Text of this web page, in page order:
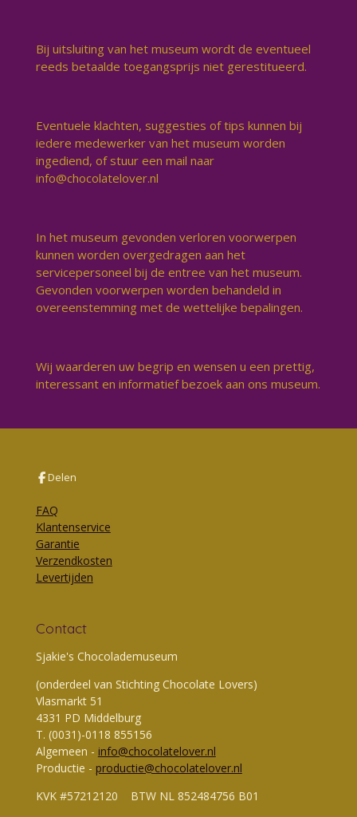
Bij uitsluiting van het museum wordt de eventueel
reeds betaalde toegangsprijs niet gerestitueerd.
Eventuele klachten, suggesties of tips kunnen bij
iedere medewerker van het museum worden
ingediend, of stuur een mail naar
info@chocolatelover.nl
In het museum gevonden verloren voorwerpen
kunnen worden overgedragen aan het
servicepersoneel bij de entree van het museum.
Gevonden voorwerpen worden behandeld in
overeenstemming met de wettelijke bepalingen.
Wij waarderen uw begrip en wensen u een prettig,
interessant en informatief bezoek aan ons museum.
Delen
FAQ
Klantenservice
Garantie
Verzendkosten
Levertijden
Contact
Sjakie's Chocolademuseum
(onderdeel van Stichting Chocolate Lovers)
Vlasmarkt 51
4331 PD Middelburg
T. (0031)-0118 855156
Algemeen - info@chocolatelover.nl
Productie - productie@chocolatelover.nl
KVK #57212120 BTW NL 852484756 B01